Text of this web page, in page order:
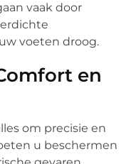
vaak door
voeten droog.
en
om precisie en
u beschermen